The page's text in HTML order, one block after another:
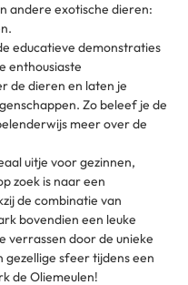
andere exotische dieren:
educatieve demonstraties
enthousiaste
de dieren en laten je
Zo beleef je de
meer over de
uitje voor gezinnen,
zoek is naar een
de combinatie van
bovendien een leuke
verrassen door de unieke
sfeer tijdens een
de Oliemeulen!